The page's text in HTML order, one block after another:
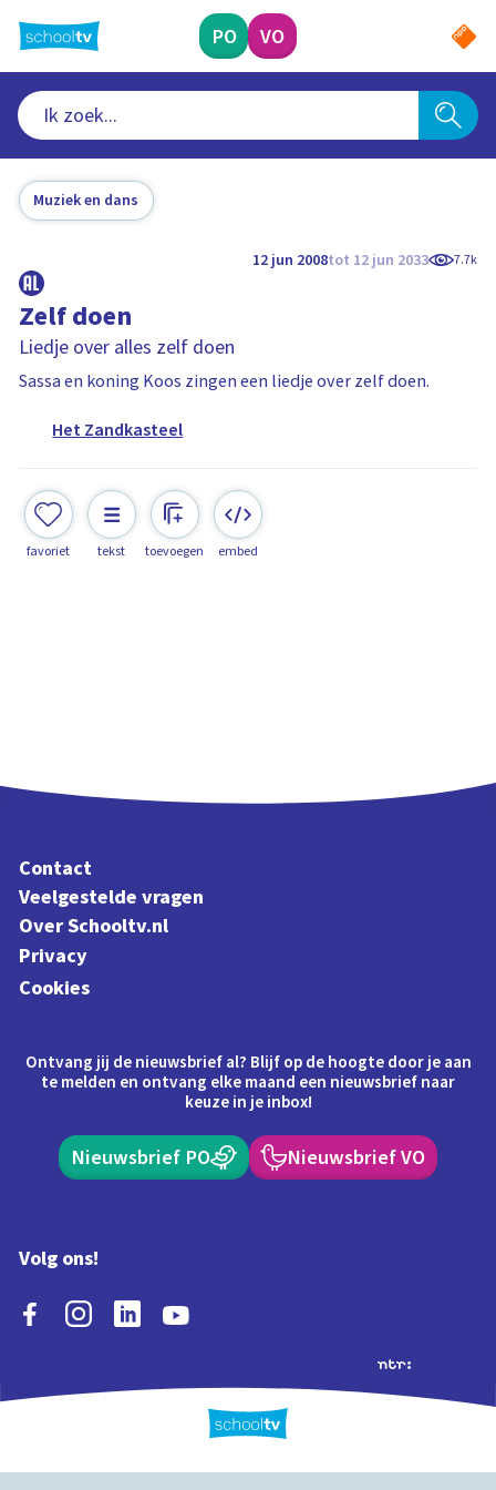
naar
hoofdinhoud
PO VO
Muziek en dans
12 jun 2008tot 12 jun 2033 7.7k
Zelf doen
Liedje over alles zelf doen
Sassa en koning Koos zingen een liedje over zelf doen.
Het Zandkasteel
favoriet tekst toevoegen embed
Contact
Veelgestelde vragen
Over Schooltv.nl
Privacy
Cookies
Ontvang jij de nieuwsbrief al? Blijf op de hoogte door je aan
te melden en ontvang elke maand een nieuwsbrief naar
keuze in je inbox!
Nieuwsbrief PO Nieuwsbrief VO
Volg ons!